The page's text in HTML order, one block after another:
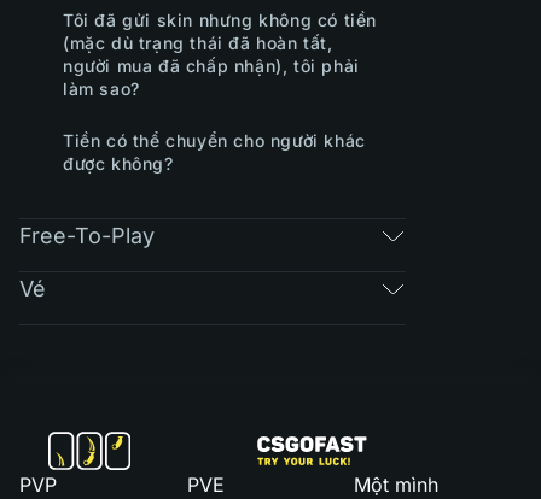
Tôi đã gửi skin nhưng không có tiền
(mặc dù trạng thái đã hoàn tất,
người mua đã chấp nhận), tôi phải
làm sao?
Tiền có thể chuyển cho người khác
được không?
Free-To-Play
Vé
PVP PVE Một mình